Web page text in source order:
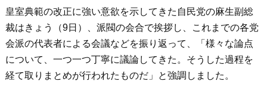
皇室典範の改正に強い意欲を示してきた自民党の麻生副総
裁はきょう（9日）、派閥の会合で挨拶し、これまでの各党
会派の代表者による会議などを振り返って、「様々な論点
について、一つ一つ丁寧に議論してきた。そうした過程を
経て取りまとめが行われたものだ」と強調しました。